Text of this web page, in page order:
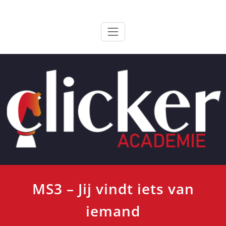
ClickerAcademie
MS3 – Jij vindt iets van
iemand